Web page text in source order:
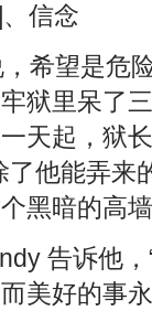
信念
望是危险
狱里呆了
天起，狱
了他能弄来
黑暗的高
告诉他，
美好的事